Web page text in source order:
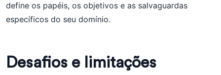
define os papéis, os objetivos e as salvaguardas
específicos do seu domínio.
Desafios e limitações